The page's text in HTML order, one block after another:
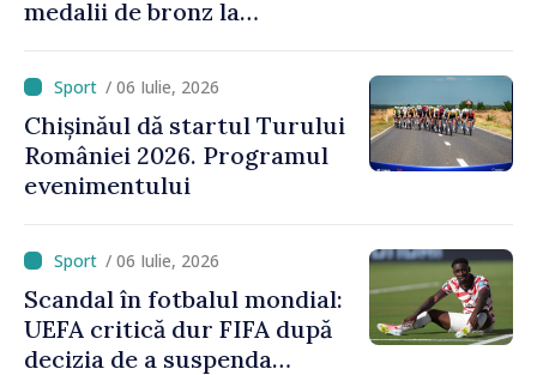
medalii de bronz la
caiac-canoe sprint din
Canada/ 06 Iulie, 2026
Chișinăul dă startul Turului
României 2026. Programul
evenimentului
/ 06 Iulie, 2026
Scandal în fotbalul mondial:
UEFA critică dur FIFA după
decizia de a suspenda